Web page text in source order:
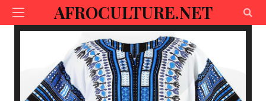
AFROCULTURE.NET